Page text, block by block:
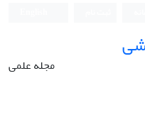
مجله علمی